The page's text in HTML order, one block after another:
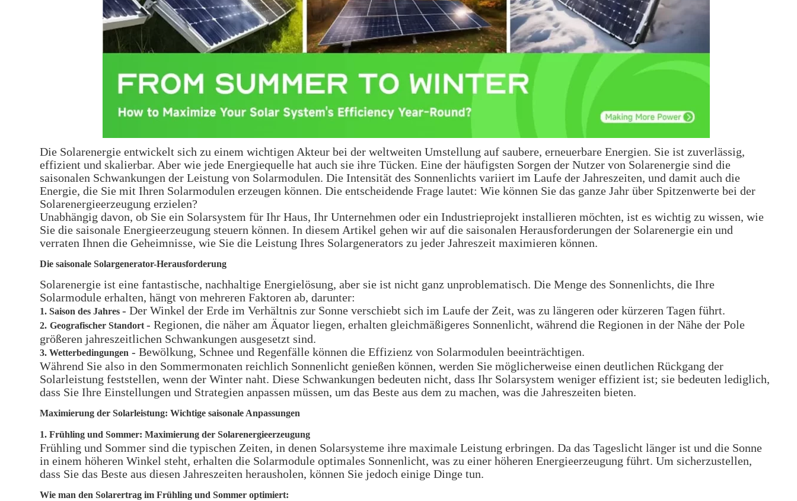
Die Solarenergie entwickelt sich zu einem wichtigen Akteur bei der weltweiten Umstellung auf saubere, erneuerbare Energien. Sie ist zuverlässig,
effizient und skalierbar. Aber wie jede Energiequelle hat auch sie ihre Tücken. Eine der häufigsten Sorgen der Nutzer von Solarenergie sind die
saisonalen Schwankungen der Leistung von Solarmodulen. Die Intensität des Sonnenlichts variiert im Laufe der Jahreszeiten, und damit auch die
Energie, die Sie mit Ihren Solarmodulen erzeugen können. Die entscheidende Frage lautet: Wie können Sie das ganze Jahr über Spitzenwerte bei der
Solarenergieerzeugung erzielen?
Unabhängig davon, ob Sie ein Solarsystem für Ihr Haus, Ihr Unternehmen oder ein Industrieprojekt installieren möchten, ist es wichtig zu wissen, wie
Sie die saisonale Energieerzeugung steuern können. In diesem Artikel gehen wir auf die saisonalen Herausforderungen der Solarenergie ein und
verraten Ihnen die Geheimnisse, wie Sie die Leistung Ihres Solargenerators zu jeder Jahreszeit maximieren können.
Die saisonale Solargenerator-Herausforderung
Solarenergie ist eine fantastische, nachhaltige Energielösung, aber sie ist nicht ganz unproblematisch. Die Menge des Sonnenlichts, die Ihre
Solarmodule erhalten, hängt von mehreren Faktoren ab, darunter:
1. Saison des Jahres- Der Winkel der Erde im Verhältnis zur Sonne verschiebt sich im Laufe der Zeit, was zu längeren oder kürzeren Tagen führt.
2. Geografischer Standort- Regionen, die näher am Äquator liegen, erhalten gleichmäßigeres Sonnenlicht, während die Regionen in der Nähe der Pole
größeren jahreszeitlichen Schwankungen ausgesetzt sind.
3. Wetterbedingungen - Bewölkung, Schnee und Regenfälle können die Effizienz von Solarmodulen beeinträchtigen.
Während Sie also in den Sommermonaten reichlich Sonnenlicht genießen können, werden Sie möglicherweise einen deutlichen Rückgang der
Solarleistung feststellen, wenn der Winter naht. Diese Schwankungen bedeuten nicht, dass Ihr Solarsystem weniger effizient ist; sie bedeuten lediglich,
dass Sie Ihre Einstellungen und Strategien anpassen müssen, um das Beste aus dem zu machen, was die Jahreszeiten bieten.
Maximierung der Solarleistung: Wichtige saisonale Anpassungen
1. Frühling und Sommer: Maximierung der Solarenergieerzeugung
Frühling und Sommer sind die typischen Zeiten, in denen Solarsysteme ihre maximale Leistung erbringen. Da das Tageslicht länger ist und die Sonne
in einem höheren Winkel steht, erhalten die Solarmodule optimales Sonnenlicht, was zu einer höheren Energieerzeugung führt. Um sicherzustellen,
dass Sie das Beste aus diesen Jahreszeiten herausholen, können Sie jedoch einige Dinge tun.
Wie man den Solarertrag im Frühling und Sommer optimiert: